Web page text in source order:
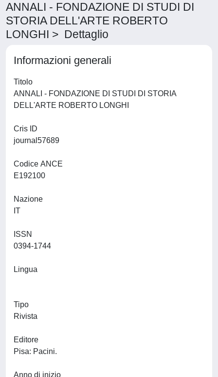
ANNALI - FONDAZIONE DI STUDI DI
STORIA DELL'ARTE ROBERTO
LONGHI > Dettaglio
Informazioni generali
Titolo
ANNALI - FONDAZIONE DI STUDI DI STORIA
Cris ID
Codice ANCE
Nazione
ISSN
Lingua
Tipo
Rivista
Editore
Anno di inizio